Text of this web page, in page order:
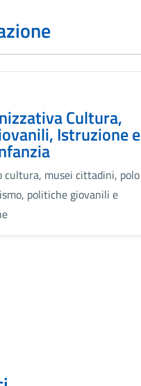
Cultura,
Istruzione e
cultura, musei cittadini, polo
politiche giovanili e